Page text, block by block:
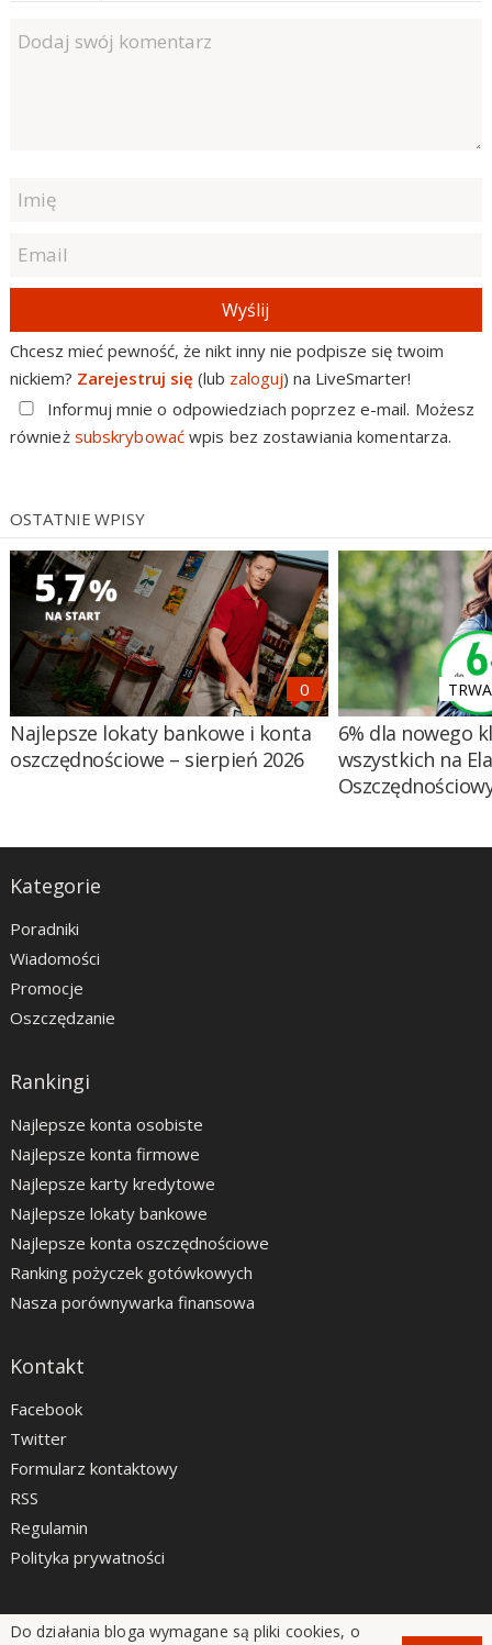
Wyślij
Chcesz mieć pewność, że nikt inny nie podpisze się twoim
nickiem? Zarejestruj się (lub zaloguj) na LiveSmarter!
Informuj mnie o odpowiedziach poprzez e-mail. Możesz
również subskrybowaćwpis bez zostawiania komentarza.
OSTATNIE WPISY
Najlepsze lokaty bankowe i konta
oszczędnościowe – sierpień 2026
6% dla nowego
wszystkich na
Kategorie
Poradniki
Wiadomości
Promocje
Oszczędzanie
Rankingi
Najlepsze konta osobiste
Najlepsze konta firmowe
Najlepsze karty kredytowe
Najlepsze lokaty bankowe
Najlepsze konta oszczędnościowe
Ranking pożyczek gotówkowych
Nasza porównywarka finansowa
Kontakt
Facebook
Twitter
Formularz kontaktowy
RSS
Regulamin
Polityka prywatności
LiveSmarter.pl © 2012 - 2026
Do działania bloga wymagane są pliki cookies, o